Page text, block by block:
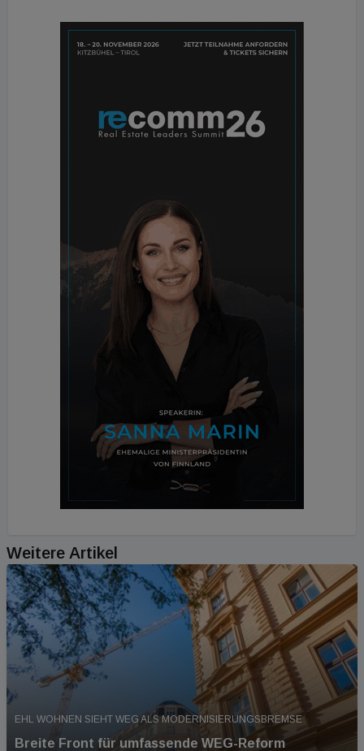
Weitere Artikel
EHL WOHNEN SIEHT WEG ALS MODERNISIERUNGSBREMSE
Breite Front für umfassende WEG-Reform